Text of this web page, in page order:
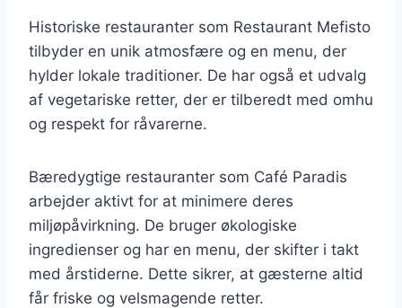
Historiske restauranter som Restaurant Mefisto
tilbyder en unik atmosfære og en menu, der
hylder lokale traditioner. De har også et udvalg
af vegetariske retter, der er tilberedt med omhu
og respekt for råvarerne.
Bæredygtige restauranter som Café Paradis
arbejder aktivt for at minimere deres
miljøpåvirkning. De bruger økologiske
ingredienser og har en menu, der skifter i takt
med årstiderne. Dette sikrer, at gæsterne altid
får friske og velsmagende retter.